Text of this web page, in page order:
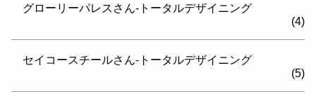
グローリーパレスさん-トータルデザイニング
(4)
セイコースチールさん-トータルデザイニング
(5)